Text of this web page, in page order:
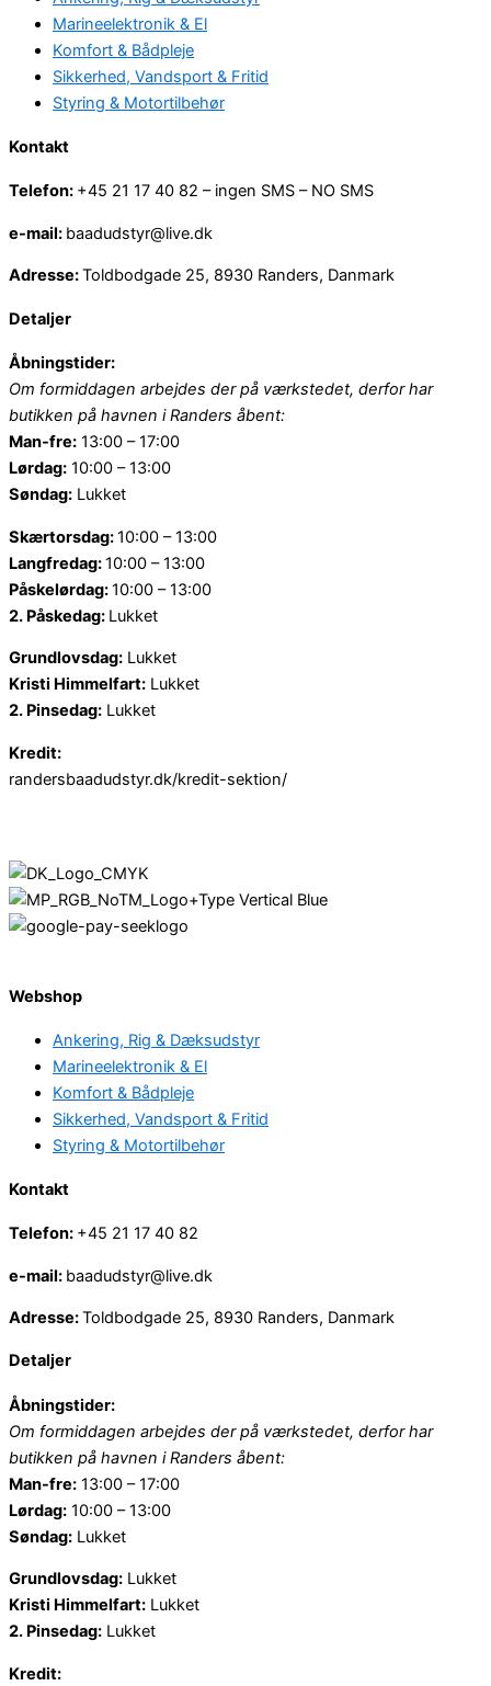
Marineelektronik & El
Komfort & Bådpleje
Sikkerhed, Vandsport & Fritid
Styring & Motortilbehør
Kontakt
Telefon: +45 21 17 40 82 – ingen SMS – NO SMS
e-mail: baadudstyr@live.dk
Adresse:Toldbodgade 25, 8930 Randers, Danmark
Detaljer
Åbningstider:
Om formiddagen arbejdes der på værkstedet, derfor har
butikken på havnen i Randers åbent:
Man-fre: 13:00 – 17:00
Lørdag: 10:00 – 13:00
Søndag: Lukket
Skærtorsdag:10:00 – 13:00
Langfredag:10:00 – 13:00
Påskelørdag:10:00 – 13:00
2. Påskedag: Lukket
Grundlovsdag: Lukket
Kristi Himmelfart: Lukket
2. Pinsedag: Lukket
Kredit:
randersbaadudstyr.dk/kredit-sektion/
Webshop
Ankering, Rig & Dæksudstyr
Marineelektronik & El
Komfort & Bådpleje
Sikkerhed, Vandsport & Fritid
Styring & Motortilbehør
Kontakt
Telefon: +45 21 17 40 82
e-mail: baadudstyr@live.dk
Adresse:Toldbodgade 25, 8930 Randers, Danmark
Detaljer
Åbningstider:
Om formiddagen arbejdes der på værkstedet, derfor har
butikken på havnen i Randers åbent:
Man-fre: 13:00 – 17:00
Lørdag: 10:00 – 13:00
Søndag: Lukket
Grundlovsdag: Lukket
Kristi Himmelfart: Lukket
2. Pinsedag: Lukket
Kredit: